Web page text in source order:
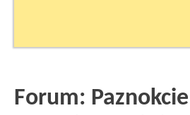
Forum: Paznokcie